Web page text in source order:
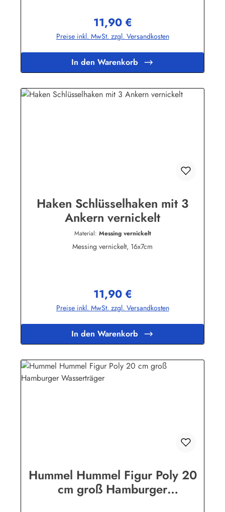
Regulärer Preis:
11,90 €
Preise inkl. MwSt. zzgl. Versandkosten
In den Warenkorb
Haken Schlüsselhaken mit 3
Ankern vernickelt
Material: Messing vernickelt
Messing vernickelt, 16x7cm
Regulärer Preis:
11,90 €
Preise inkl. MwSt. zzgl. Versandkosten
In den Warenkorb
Hummel Hummel Figur Poly 20
cm groß Hamburger